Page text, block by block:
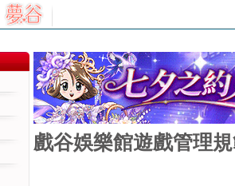
戲谷娛樂館遊戲管理